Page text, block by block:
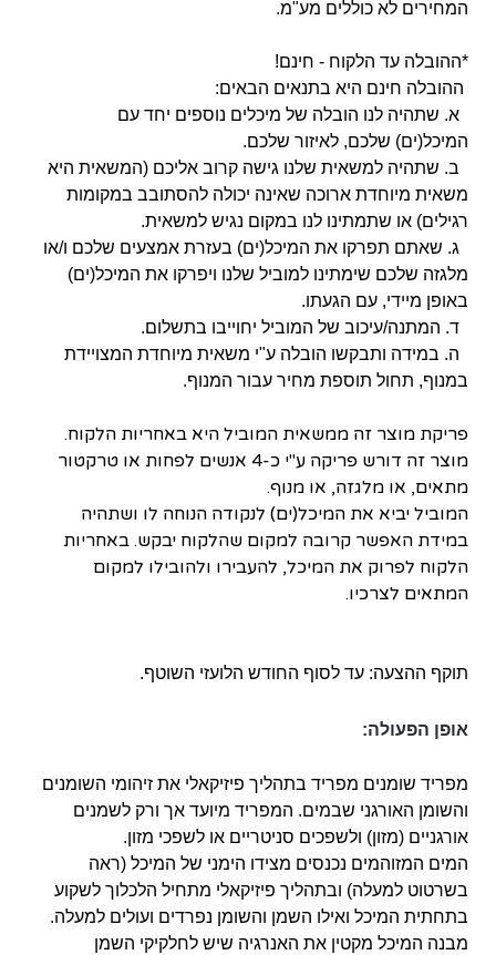
המחירים לא כוללים מע"מ.
*ההובלה עד הלקוח - חינם!
ההובלה חינם היא בתנאים הבאים:
א. שתהיה לנו הובלה של מיכלים נוספים יחד עם
המיכל(ים) שלכם, לאיזור שלכם.
ב. שתהיה למשאית שלנו גישה קרוב אליכם (המשאית היא
משאית מיוחדת ארוכה שאינה יכולה להסתובב במקומות
רגילים) או שתמתינו לנו במקום נגיש למשאית.
ג. שאתם תפרקו את המיכל(ים) בעזרת אמצעים שלכם ו/או
מלגזה שלכם שימתינו למוביל שלנו ויפרקו את המיכל(ים)
באופן מיידי, עם הגעתו.
ד. המתנה/עיכוב של המוביל יחוייבו בתשלום.
ה. במידה ותבקשו הובלה ע"י משאית מיוחדת המצויידת
במנוף, תחול תוספת מחיר עבור המנוף.
פריקת מוצר זה ממשאית המוביל היא באחריות הלקוח.
מוצר זה דורש פריקה ע"י כ-4 אנשים לפחות או טרקטור
מתאים, או מלגזה, או מנוף.
המוביל יביא את המיכל(ים) לנקודה הנוחה לו ושתהיה
במידת האפשר קרובה למקום שהלקוח יבקש. באחריות
הלקוח לפרוק את המיכל, להעבירו ולהובילו למקום
המתאים לצרכיו.
תוקף ההצעה: עד לסוף החודש הלועזי השוטף.
אופן הפעולה:
מפריד שומנים מפריד בתהליך פיזיקאלי את זיהומי השומנים
והשומן האורגני שבמים. המפריד מיועד אך ורק לשמנים
אורגניים (מזון) ולשפכים סניטריים או לשפכי מזון.
המים המזוהמים נכנסים מצידו הימני של המיכל (ראה
בשרטוט למעלה) ובתהליך פיזיקאלי מתחיל הלכלוך לשקוע
בתחתית המיכל ואילו השמן והשומן נפרדים ועולים למעלה.
מבנה המיכל מקטין את האנרגיה שיש לחלקיקי השמן